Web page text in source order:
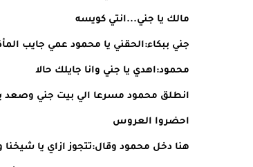
مالك يا جني...انتي كويسه
جني ببكاء:الحقني يا محمود عمي جايب
محمود:اهدي يا جني وانا جايلك حالا
انطلق محمود مسرعا الي بيت جني
احضروا العروس
هنا دخل محمود وقال:تتجوز ازاي يا